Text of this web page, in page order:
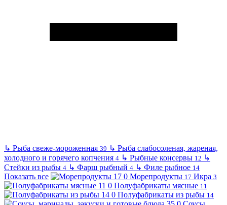
↳ Рыба свеже-мороженная 39 ↳ Рыба слабосоленая, жареная,
холодного и горячего копчения 4 ↳ Рыбные консервы 12 ↳
Стейки из рыбы 4 ↳ Фарш рыбный 4 ↳ Филе рыбное 14
Показать все Морепродукты 17 Икра 3
Полуфабрикаты мясные 11
Полуфабрикаты из рыбы 14